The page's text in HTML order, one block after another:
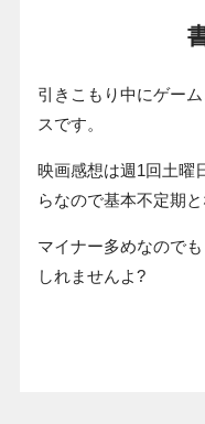
引きこもり中にゲー
スです。
映画感想は週1回土曜
らなので基本不定期と
マイナー多めなので
しれませんよ?